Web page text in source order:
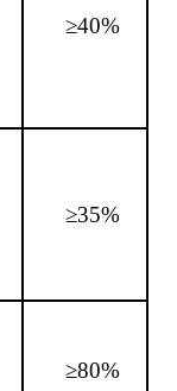
≥40%
≥35%
≥80%